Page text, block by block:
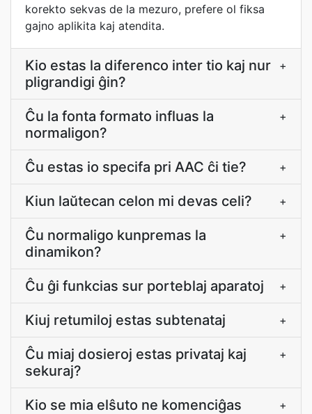
korekto sekvas de la mezuro, prefere ol fiksa
gajno aplikita kaj atendita.
Kio estas la diferenco inter tio kaj nur
pligrandigi ĝin?
+
Ĉu la fonta formato influas la
normaligon?
+
Ĉu estas io specifa pri AAC ĉi tie? +
Kiun laŭtecan celon mi devas celi? +
Ĉu normaligo kunpremas la
dinamikon?
+
Ĉu ĝi funkcias sur porteblaj aparatoj +
Kiuj retumiloj estas subtenataj +
Ĉu miaj dosieroj estas privataj kaj
sekuraj?
+
Kio se mia elŝuto ne komenciĝas +